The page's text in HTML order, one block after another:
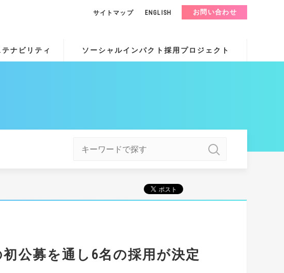
テナビリティ ソーシャルインパクト採用プロジェクト
サイトマップ ENGLISH お問い合わせ
公募を通し6名の採用が決定